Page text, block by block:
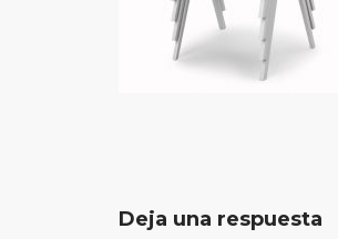
Deja una respuesta